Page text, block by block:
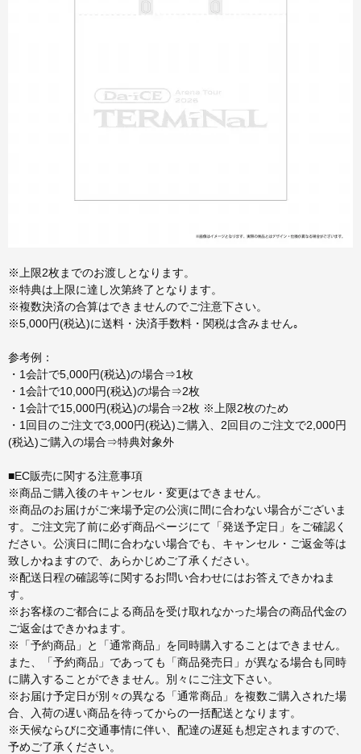
※上限2枚までのお渡しとなります。
※特典は上限に達し次第終了となります。
※複数決済の合算はできませんのでご注意下さい。
※5,000円(税込)に送料・決済手数料・関税は含みません｡
参考例：
・1会計で5,000円(税込)の場合⇒1枚
・1会計で10,000円(税込)の場合⇒2枚
・1会計で15,000円(税込)の場合⇒2枚 ※上限2枚のため
・1回目のご注文で3,000円(税込)ご購入、2回目のご注文で2,000円
(税込)ご購入の場合⇒特典対象外
■EC販売に関する注意事項
※商品ご購入後のキャンセル・変更はできません。
※商品のお届けがご来場予定の公演に間に合わない場合がございま
す。ご注文完了前に必ず商品ページにて「発送予定日」をご確認く
ださい。公演日に間に合わない場合でも、キャンセル・ご返金等は
致しかねますので、あらかじめご了承ください。
※配送日程の確認等に関するお問い合わせにはお答えできかねま
す。
※お客様のご都合による商品を受け取れなかった場合の商品代金の
ご返金はできかねます。
※「予約商品」と「通常商品」を同時購入することはできません。
また、「予約商品」であっても「商品発売日」が異なる場合も同時
に購入することができません。別々にご注文下さい。
※お届け予定日が別々の異なる「通常商品」を複数ご購入された場
合、入荷の遅い商品を待ってからの一括配送となります。
※天候ならびに交通事情に伴い、配達の遅延も想定されますので、
予めご了承ください。